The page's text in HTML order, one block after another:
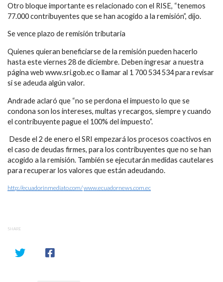
Otro bloque importante es relacionado con el RISE, “tenemos
77.000 contribuyentes que se han acogido a la remisión”, dijo.
Se vence plazo de remisión tributaria
Quienes quieran beneficiarse de la remisión pueden hacerlo
hasta este viernes 28 de diciembre. Deben ingresar a nuestra
página web www.sri.gob.ec o llamar al 1 700 534 534 para revisar
si se adeuda algún valor.
Andrade aclaró que “no se perdona el impuesto lo que se
condona son los intereses, multas y recargos, siempre y cuando
el contribuyente pague el 100% del impuesto”.
Desde el 2 de enero el SRI empezará los procesos coactivos en
el caso de deudas firmes, para los contribuyentes que no se han
acogido a la remisión. También se ejecutarán medidas cautelares
para recuperar los valores que están adeudando.
http://ecuadorinmediato.com/www.ecuadornews.com.ec
SHARE